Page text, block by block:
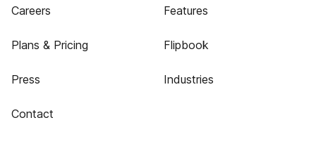
Careers
Plans & Pricing
Press
Contact
Features
Flipbook
Industries